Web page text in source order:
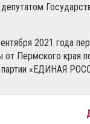
депутатом
2021 года
от Пермского края
партии «ЕДИНАЯ